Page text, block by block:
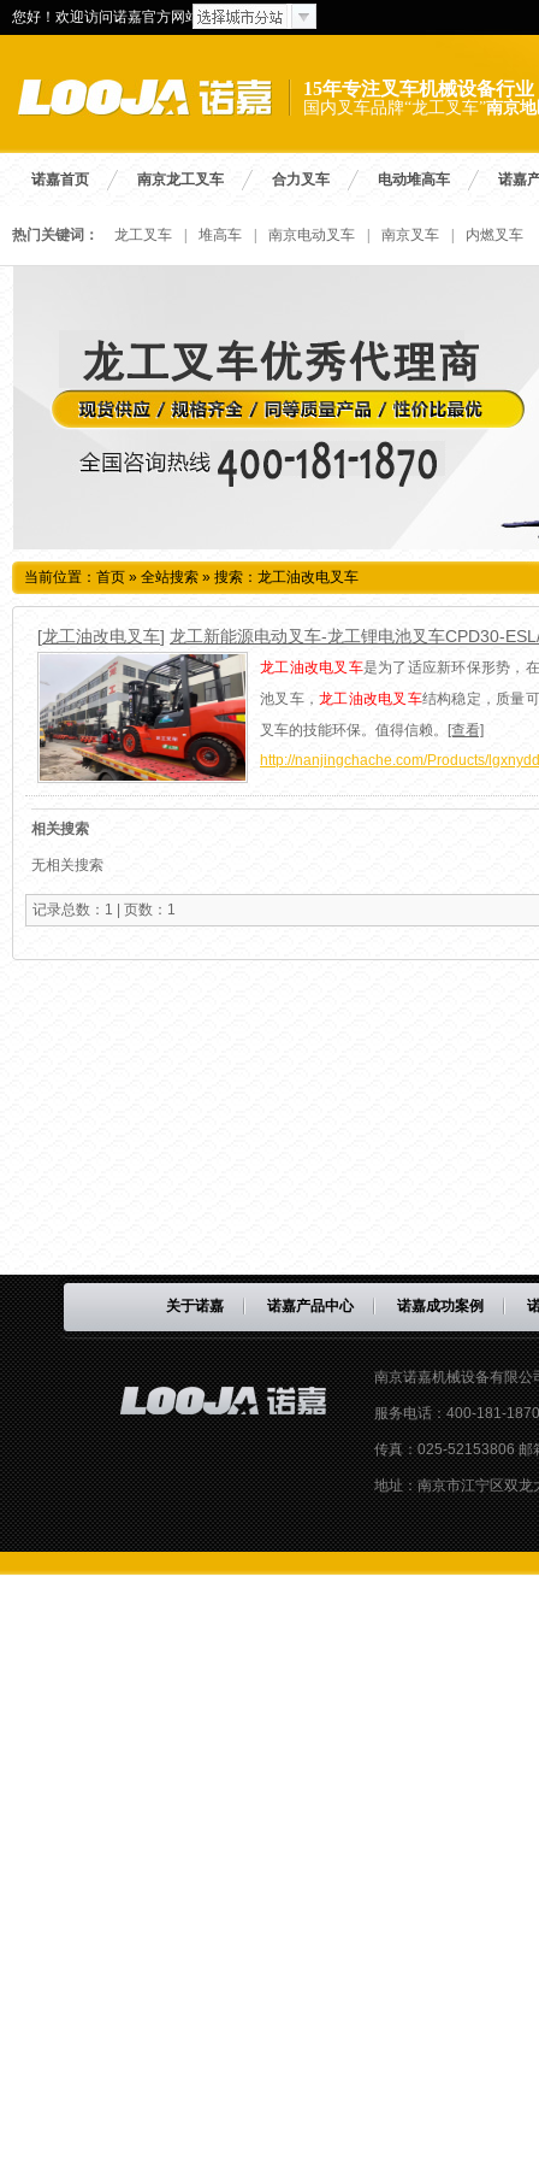
您好！欢迎访问诺嘉官方网站
15年专注叉车机械设备行业
国内叉车品牌“龙工叉车”南京
诺嘉首页 南京龙工叉车 合力叉车 电动堆高车 诺嘉
热门关键词： 龙工叉车 堆高车 南京电动叉车 南京叉车 内燃叉车
当前位置： 首页 » 全站搜索 » 搜索：龙工油改电叉车
[龙工油改电叉车] 龙工新能源电动叉车-龙工锂电池叉车CPD30-
龙工油改电叉车是为了适应新环保形势，
池叉车， 龙工油改电叉车结构稳定，质量
叉车的技能环保。值得信赖。
[查看]
http://nanjingchache.com/Products/
相关搜索
无相关搜索
记录总数：1 | 页数：1
关于诺嘉 诺嘉产品中心 诺嘉成功案例
南京诺嘉机械设备有限
服务电话：400-181-
传真：025-52153806 邮
地址：南京市江宁区双龙